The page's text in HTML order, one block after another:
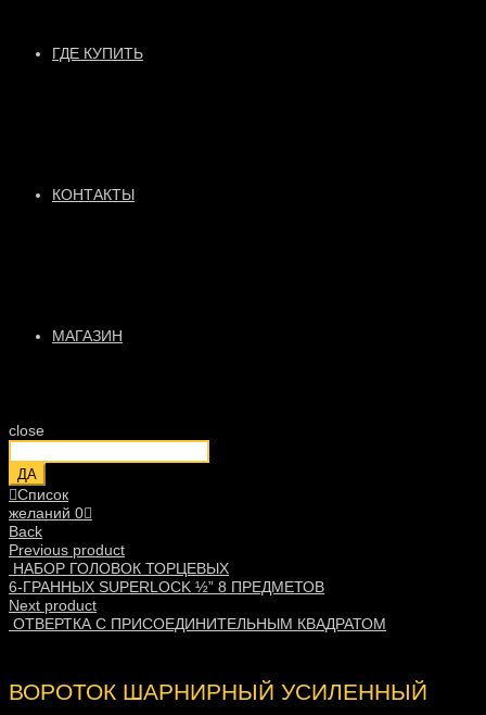
ГДЕ КУПИТЬ
КОНТАКТЫ
МАГАЗИН
close
ДА
Список
желаний 0
Back
Previous product
НАБОР ГОЛОВОК ТОРЦЕВЫХ
6-ГРАННЫХ SUPERLOCK ½” 8 ПРЕДМЕТОВ
Next product
ОТВЕРТКА С ПРИСОЕДИНИТЕЛЬНЫМ КВАДРАТОМ
ВОРОТОК ШАРНИРНЫЙ УСИЛЕННЫЙ